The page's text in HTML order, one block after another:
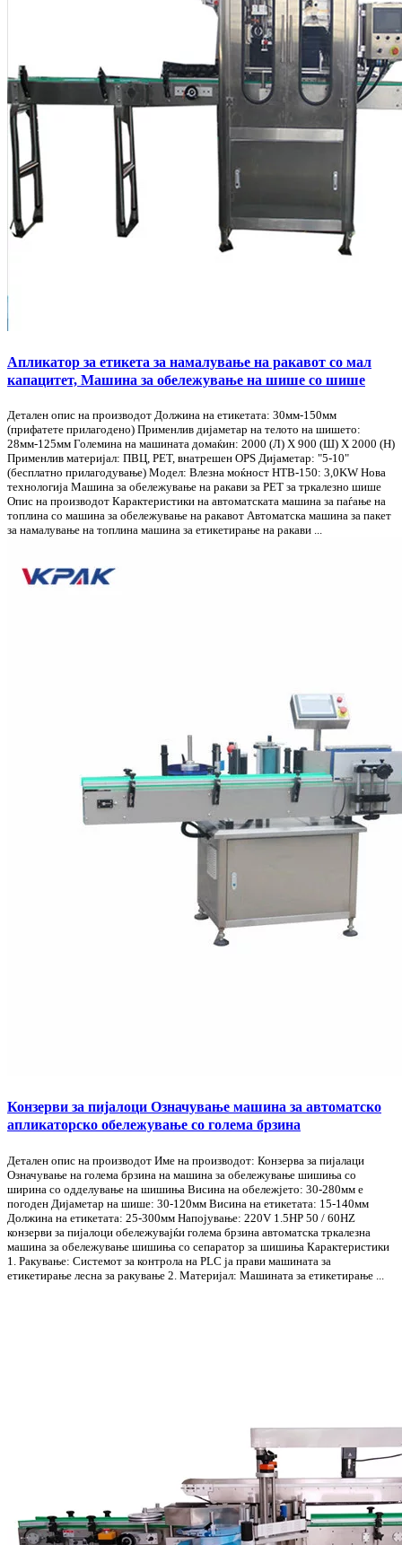
Апликатор за етикета за намалување на ракавот со мал
капацитет, Машина за обележување на шише со шише
Детален опис на производот Должина на етикетата: 30мм-150мм
(прифатете прилагодено) Применлив дијаметар на телото на шишето:
28мм-125мм Големина на машината домаќин: 2000 (Л) X 900 (Ш) X 2000 (H)
Применлив материјал: ПВЦ, PET, внатрешен OPS Дијаметар: "5-10"
(бесплатно прилагодување) Модел: Влезна моќност HTB-150: 3,0KW Нова
технологија Машина за обележување на ракави за PET за тркалезно шише
Опис на производот Карактеристики на автоматската машина за паѓање на
топлина со машина за обележување на ракавот Автоматска машина за пакет
за намалување на топлина машина за етикетирање на ракави ...
Конзерви за пијалоци Означување машина за автоматско
апликаторско обележување со голема брзина
Детален опис на производот Име на производот: Конзерва за пијалаци
Означување на голема брзина на машина за обележување шишиња со
ширина со одделување на шишиња Висина на обележјето: 30-280мм е
погоден Дијаметар на шише: 30-120мм Висина на етикетата: 15-140мм
Должина на етикетата: 25-300мм Напојување: 220V 1.5HP 50 / 60HZ
конзерви за пијалоци обележувајќи голема брзина автоматска тркалезна
машина за обележување шишиња со сепаратор за шишиња Карактеристики
1. Ракување: Системот за контрола на PLC ја прави машината за
етикетирање лесна за ракување 2. Материјал: Машината за етикетирање ...